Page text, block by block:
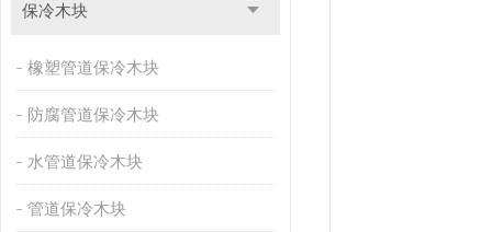
保冷木块
橡塑管道保冷木块
防腐管道保冷木块
水管道保冷木块
管道保冷木块